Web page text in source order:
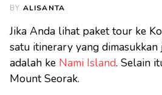
BY ALISANTA
Jika Anda lihat paket tour ke
satu itinerary yang
adalah ke Nami Island. Selain
Mount Seorak.